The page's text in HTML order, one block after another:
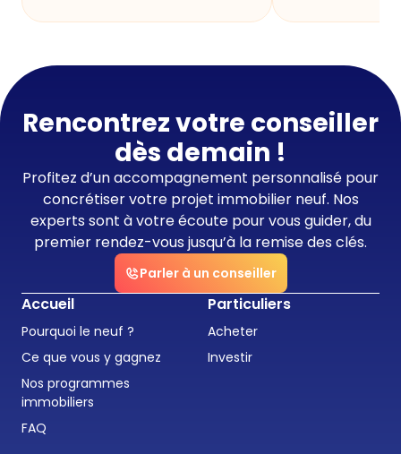
Rencontrez votre conseiller
dès demain !
Profitez d’un accompagnement personnalisé pour
concrétiser votre projet immobilier neuf. Nos
experts sont à votre écoute pour vous guider, du
premier rendez-vous jusqu’à la remise des clés.
Parler à un conseiller
Accueil
Pourquoi le neuf ?
Ce que vous y gagnez
Nos programmes
immobiliers
FAQ
Particuliers
Acheter
Investir